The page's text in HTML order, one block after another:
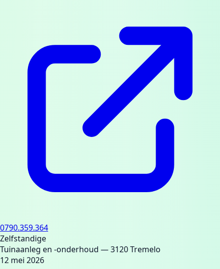
0790.359.364
Zelfstandige
Tuinaanleg en -onderhoud — 3120 Tremelo
12 mei 2026